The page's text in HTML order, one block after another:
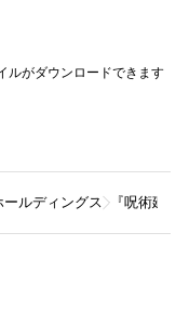
ルがダウンロードできます
ルディングス 『呪術廻